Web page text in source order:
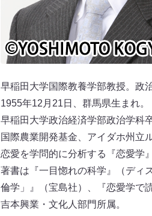
早稲田大学国際教養学部教授。政
1955年12月21日、群馬県生まれ。
早稲田大学政治経済学部政治学科
国際農業開発基金、アイダホ州立
恋愛を学問的に分析する『恋愛学
著書は『一目惚れの科学』（ディ
倫学」』（宝島社）、『恋愛学で
吉本興業・文化人部門所属。